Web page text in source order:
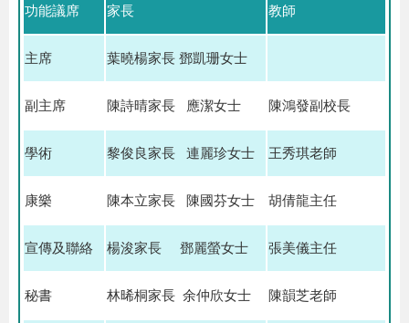
功能議席 家長 教師
主席 葉曉楊家長 鄧凱珊女士
副主席 陳詩晴家長 應潔女士 陳鴻發副校長
學術 黎俊良家長 連麗珍女士 王秀琪老師
康樂 陳本立家長 陳國芬女士 胡倩龍主任
宣傳及聯絡 楊浚家長 鄧麗螢女士 張美儀主任
秘書 林晞桐家長 余仲欣女士 陳韻芝老師